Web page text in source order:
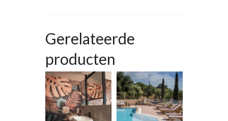
Gerelateerde
producten